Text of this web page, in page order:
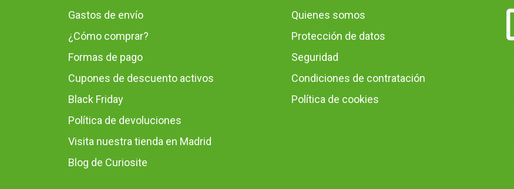
Gastos de envío
¿Cómo comprar?
Formas de pago
Cupones de descuento activos
Black Friday
Política de devoluciones
Visita nuestra tienda en Madrid
Blog de Curiosite
Quienes somos
Protección de datos
Seguridad
Condiciones de contratación
Política de cookies